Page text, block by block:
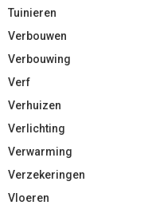
Tuinieren
Verbouwen
Verbouwing
Verf
Verhuizen
Verlichting
Verwarming
Verzekeringen
Vloeren